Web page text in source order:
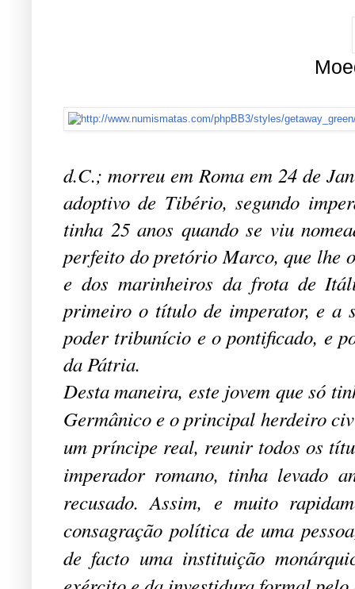
d.C.; morreu em Roma em 24 de
adoptivo de Tibério, segundo
tinha 25 anos quando se viu
perfeito do pretório Marco, que lhe
e dos marinheiros da frota de
primeiro o título de imperator, e a
poder tribunício e o pontificado, e
da Pátria.
Desta maneira, este jovem que só
Germânico e o principal herdeiro
um príncipe real, reunir todos os
imperador romano, tinha levado
recusado. Assim, e muito
consagração política de uma
de facto uma instituição